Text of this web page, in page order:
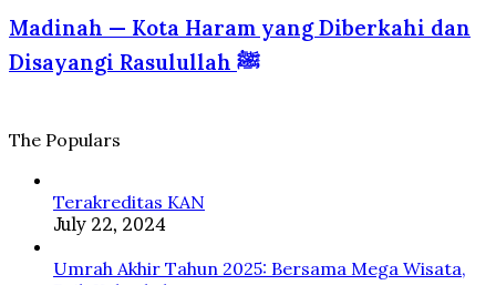
Psikologi
dan
Islam
Sumatera
ke
Tanah
Kota
Haram
yang
Disayangi
Madinah — Kota Haram yang Diberkahi dan
Disayangi Rasulullah ﷺ
The Populars
Terakreditas KAN
July 22, 2024
Umrah Akhir Tahun 2025: Bersama Mega Wisata,